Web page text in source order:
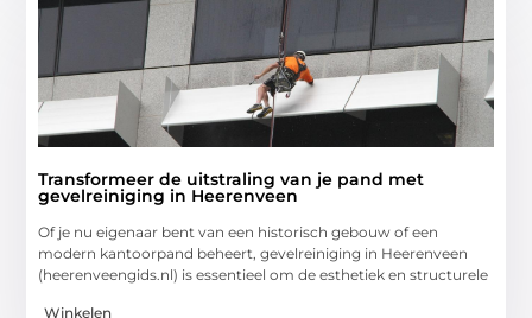
Transformeer de uitstraling van je pand met
gevelreiniging in Heerenveen
Of je nu eigenaar bent van een historisch gebouw of een
modern kantoorpand beheert, gevelreiniging in Heerenveen
(heerenveengids.nl) is essentieel om de esthetiek en structurele
Winkelen